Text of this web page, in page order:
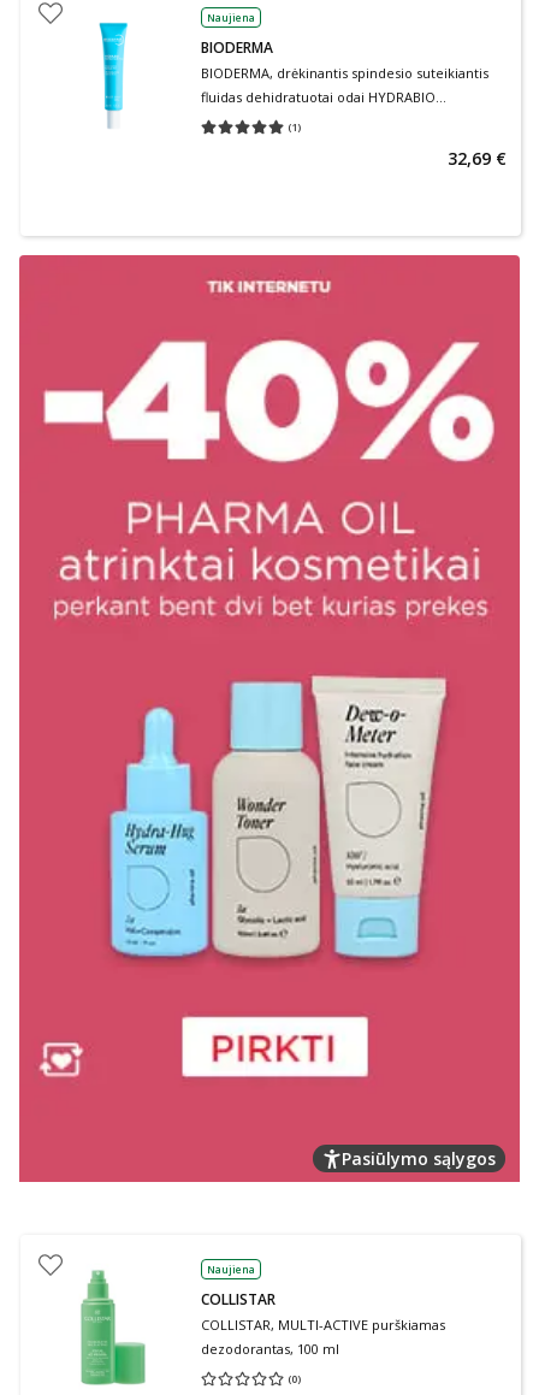
Naujiena
BIODERMA
BIODERMA, drėkinantis spindesio suteikiantis
fluidas dehidratuotai odai HYDRABIO
PERFECTEUR SPF30, 40 ml
(1)
Vidutinis įvertinimas 5.00
32,69 €
Pasiūlymo sąlygos
Naujiena
COLLISTAR
COLLISTAR, MULTI-ACTIVE purškiamas
dezodorantas, 100 ml
(0)
Vidutinis įvertinimas 0.00